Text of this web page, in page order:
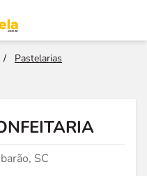
/
Pastelarias
SC